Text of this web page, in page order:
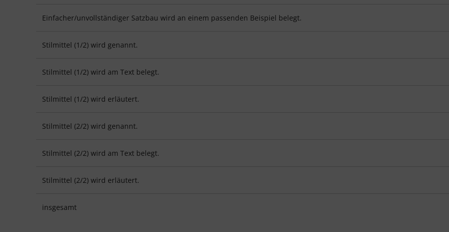
Einfacher/unvollständiger Satzbau wird an einem passenden Beispiel belegt.
Stilmittel (1/2) wird genannt.
Stilmittel (1/2) wird am Text belegt.
Stilmittel (1/2) wird erläutert.
Stilmittel (2/2) wird genannt.
Stilmittel (2/2) wird am Text belegt.
Stilmittel (2/2) wird erläutert.
insgesamt